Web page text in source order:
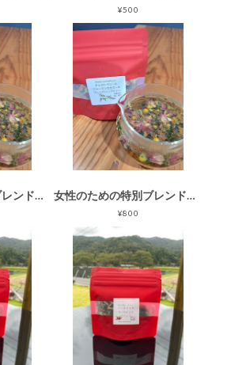
¥500
女性のための特別ブレンドハーブティー（27g） 女性のための特別ブレンドハーブティー（９g）
¥800